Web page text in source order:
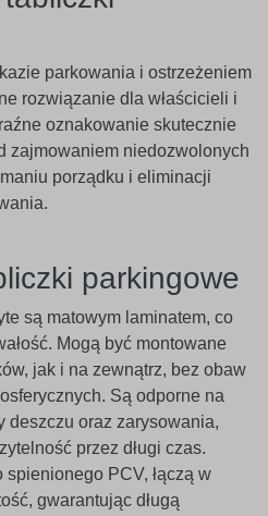
parkowania i ostrzeżeniem
rozwiązanie dla właścicieli i
oznakowanie skutecznie
zajmowaniem niedozwolonych
porządku i eliminacji
parkingowe
są matowym laminatem, co
Mogą być montowane
jak i na zewnątrz, bez obaw
Są odporne na
deszczu oraz zarysowania,
przez długi czas.
spienionego PCV, łączą w
gwarantując długą